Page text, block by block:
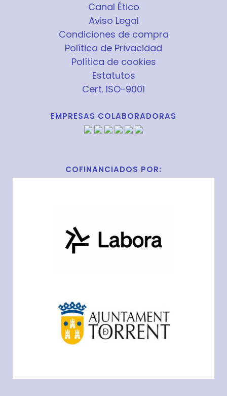
Canal Ético
Aviso Legal
Condiciones de compra
Política de Privacidad
Política de cookies
Estatutos
Cert. ISO-9001
EMPRESAS COLABORADORAS
COFINANCIADOS POR: